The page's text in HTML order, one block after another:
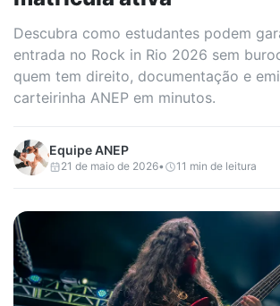
Descubra como estudantes podem
entrada no Rock in Rio 2026 sem
quem tem direito, documentação e
carteirinha ANEP em minutos.
EquipeANEP
21 de maio de 2026• 11 min de leitura